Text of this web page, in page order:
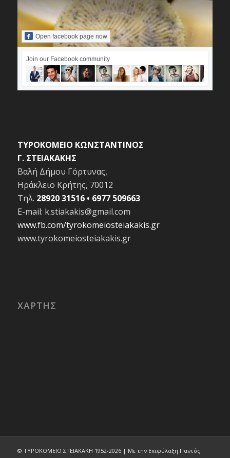
Open facebook page now
Join our Facebook community
ΤΥΡΟΚΟΜΕΙΟ ΚΩΝΣΤΑΝΤΙΝΟΣ
Γ. ΣΤΕΙΑΚΑΚΗΣ
Βαλή Δήμου Γόρτυνας,
Ηράκλειο Κρήτης, 70012
Τηλ. 28920 31516 • 6977 509663
E-mail: k.stiakakis@gmail.com
www.fb.com/tyrokomeiosteiakakis.gr
www.tyrokomeiosteiakakis.gr
ΧΑΡΤΗΣ
© ΤΥΡΟΚΟΜΕΙΟ ΣΤΕΙΑΚΑΚΗ 1952-2026 | Με την Επιφύλαξη Παντός